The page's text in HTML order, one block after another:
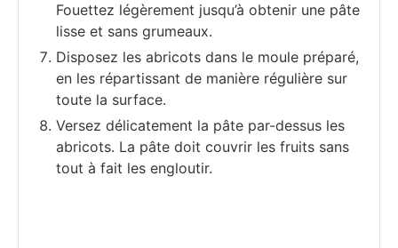
Fouettez légèrement jusqu’à obtenir une pâte
lisse et sans grumeaux.
Disposez les abricots dans le moule préparé,
en les répartissant de manière régulière sur
toute la surface.
Versez délicatement la pâte par-dessus les
abricots. La pâte doit couvrir les fruits sans
tout à fait les engloutir.